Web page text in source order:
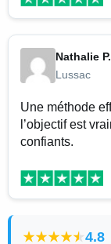
Nathalie P.
Lussac
Une méthode
l’objectif est
confiants.
4.8